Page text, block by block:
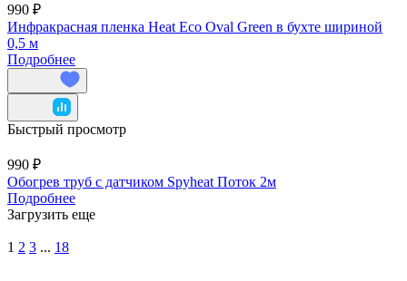
990 ₽
Инфракрасная пленка Heat Eco Oval Green в бухте шириной
0,5 м
Подробнее
Быстрый просмотр
990 ₽
Обогрев труб с датчиком Spyheat Поток 2м
Подробнее
Загрузить еще
1 2 3 ... 18